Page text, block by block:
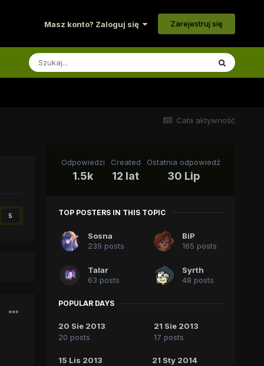
Masz konto? Zaloguj się Zarejestruj się
Cała aktywność
5
Odpowiedzi
1.5k
Created
12 lat
Ostatnia odpowiedź
30 Lip
TOP POSTERS IN THIS TOPIC
Sosna
239 posts
BiP
165 posts
Talar
63 posts
Syrth
48 posts
POPULAR DAYS
20 Sie 2013
20 posts
21 Sie 2013
17 posts
15 Lis 2013
21 Sty 2014